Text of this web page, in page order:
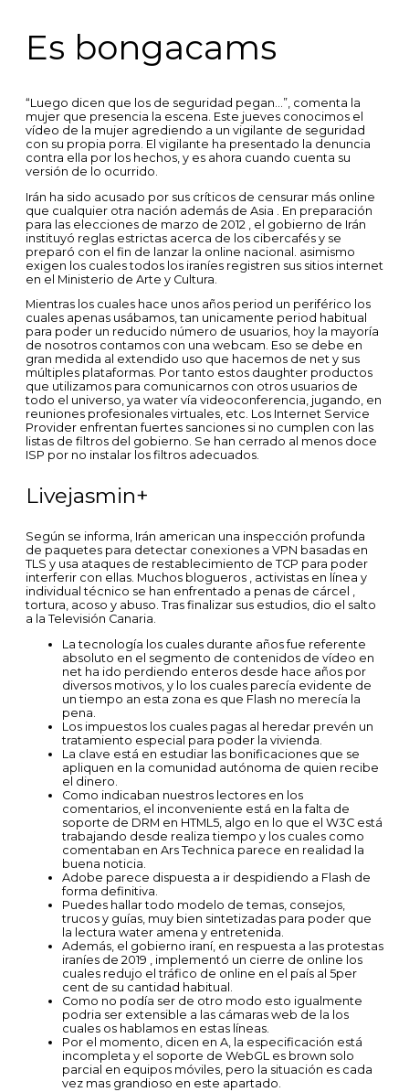
Es bongacams
“Luego dicen que los de seguridad pegan…”, comenta la
mujer que presencia la escena. Este jueves conocimos el
vídeo de la mujer agrediendo a un vigilante de seguridad
con su propia porra. El vigilante ha presentado la denuncia
contra ella por los hechos, y es ahora cuando cuenta su
versión de lo ocurrido.
Irán ha sido acusado por sus críticos de censurar más online
que cualquier otra nación además de Asia . En preparación
para las elecciones de marzo de 2012 , el gobierno de Irán
instituyó reglas estrictas acerca de los cibercafés y se
preparó con el fin de lanzar la online nacional. asimismo
exigen los cuales todos los iraníes registren sus sitios internet
en el Ministerio de Arte y Cultura.
Mientras los cuales hace unos años period un periférico los
cuales apenas usábamos, tan unicamente period habitual
para poder un reducido número de usuarios, hoy la mayoría
de nosotros contamos con una webcam. Eso se debe en
gran medida al extendido uso que hacemos de net y sus
múltiples plataformas. Por tanto estos daughter productos
que utilizamos para comunicarnos con otros usuarios de
todo el universo, ya water vía videoconferencia, jugando, en
reuniones profesionales virtuales, etc. Los Internet Service
Provider enfrentan fuertes sanciones si no cumplen con las
listas de filtros del gobierno. Se han cerrado al menos doce
ISP por no instalar los filtros adecuados.
Livejasmin+
Según se informa, Irán american una inspección profunda
de paquetes para detectar conexiones a VPN basadas en
TLS y usa ataques de restablecimiento de TCP para poder
interferir con ellas. Muchos blogueros , activistas en línea y
individual técnico se han enfrentado a penas de cárcel ,
tortura, acoso y abuso. Tras finalizar sus estudios, dio el salto
a la Televisión Canaria.
La tecnología los cuales durante años fue referente
absoluto en el segmento de contenidos de vídeo en
net ha ido perdiendo enteros desde hace años por
diversos motivos, y lo los cuales parecía evidente de
un tiempo an esta zona es que Flash no merecía la
pena.
Los impuestos los cuales pagas al heredar prevén un
tratamiento especial para poder la vivienda.
La clave está en estudiar las bonificaciones que se
apliquen en la comunidad autónoma de quien recibe
el dinero.
Como indicaban nuestros lectores en los
comentarios, el inconveniente está en la falta de
soporte de DRM en HTML5, algo en lo que el W3C está
trabajando desde realiza tiempo y los cuales como
comentaban en Ars Technica parece en realidad la
buena noticia.
Adobe parece dispuesta a ir despidiendo a Flash de
forma definitiva.
Puedes hallar todo modelo de temas, consejos,
trucos y guías, muy bien sintetizadas para poder que
la lectura water amena y entretenida.
Además, el gobierno iraní, en respuesta a las protestas
iraníes de 2019 , implementó un cierre de online los
cuales redujo el tráfico de online en el país al 5per
cent de su cantidad habitual.
Como no podía ser de otro modo esto igualmente
podria ser extensible a las cámaras web de la los
cuales os hablamos en estas líneas.
Por el momento, dicen en A, la especificación está
incompleta y el soporte de WebGL es brown solo
parcial en equipos móviles, pero la situación es cada
vez mas grandioso en este apartado.